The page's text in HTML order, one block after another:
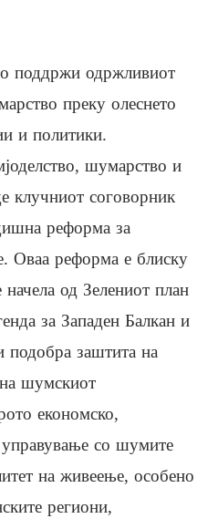
поддржи одржливиот
преку олеснето
и политики.
шумарство и
клучниот соговорник
реформа за
Оваа реформа е блиску
од Зелениот план
за Западен Балкан и
подобра заштита на
шумскиот
економско,
со шумите
на живеење, особено
региони,